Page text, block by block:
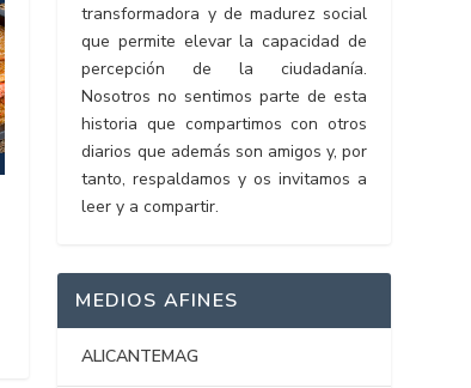
transformadora y de madurez social
que permite elevar la capacidad de
percepción de la ciudadanía.
Nosotros no sentimos parte de esta
historia que compartimos con otros
diarios que además son amigos y, por
tanto, respaldamos y os invitamos a
leer y a compartir.
MEDIOS AFINES
ALICANTEMAG